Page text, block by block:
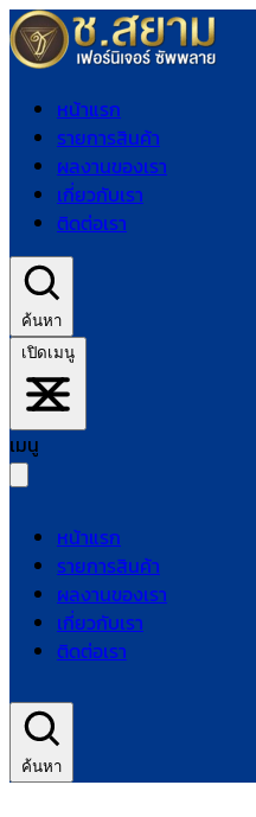
หน้าแรก
รายการสินค้า
ผลงานของเรา
เกี่ยวกับเรา
ติดต่อเรา
ค้นหา
เปิดเมนู
เมนู
หน้าแรก
รายการสินค้า
ผลงานของเรา
เกี่ยวกับเรา
ติดต่อเรา
ค้นหา